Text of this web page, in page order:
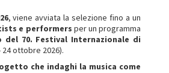
, viene avviata la selezione fino a un
e performers per un programma
del 70. Festival Internazionale di
ottobre 2026).
che indaghi la musica come